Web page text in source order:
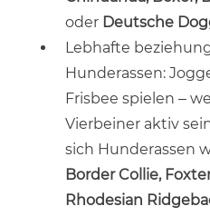
oder Deutsche
Lebhafte
Hunderassen:
Frisbee spielen –
Vierbeiner aktiv
sich Hunderassen
Border Collie,
Rhodesian